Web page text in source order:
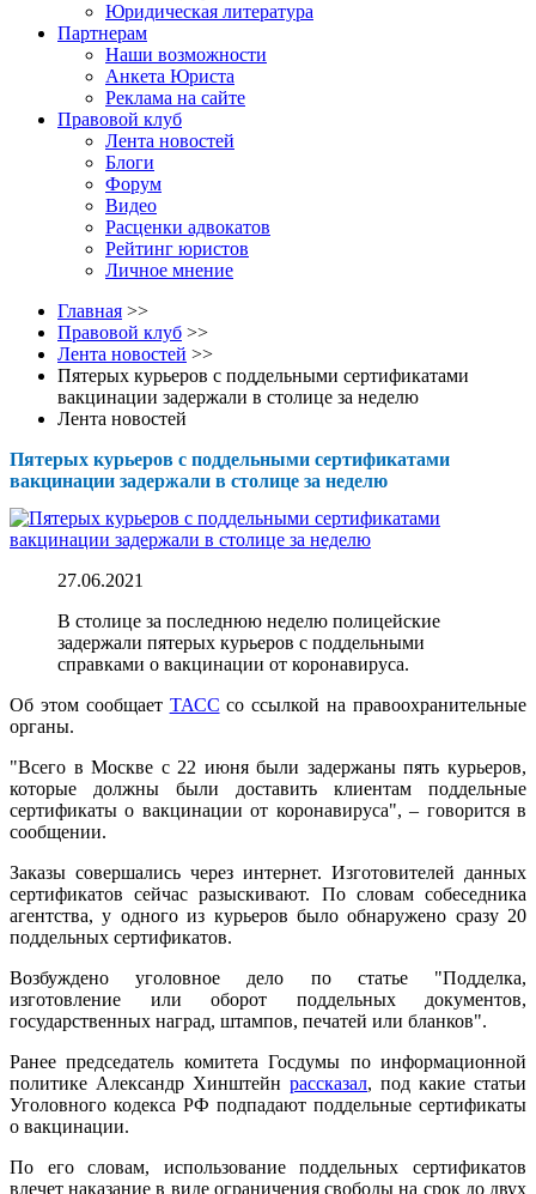
Юридическая литература
Партнерам
Наши возможности
Анкета Юриста
Реклама на сайте
Правовой клуб
Лента новостей
Блоги
Форум
Видео
Расценки адвокатов
Рейтинг юристов
Личное мнение
Главная >>
Правовой клуб >>
Лента новостей >>
Пятерых курьеров с поддельными сертификатами
вакцинации задержали в столице за неделю
Лента новостей
Пятерых курьеров с поддельными сертификатами
вакцинации задержали в столице за неделю
27.06.2021
В столице за последнюю неделю полицейские
задержали пятерых курьеров с поддельными
справками о вакцинации от коронавируса.
Об этом сообщает ТАСС со ссылкой на правоохранительные
органы.
"Всего в Москве с 22 июня были задержаны пять курьеров,
которые должны были доставить клиентам поддельные
сертификаты о вакцинации от коронавируса", – говорится в
сообщении.
Заказы совершались через интернет. Изготовителей данных
сертификатов сейчас разыскивают. По словам собеседника
агентства, у одного из курьеров было обнаружено сразу 20
поддельных сертификатов.
Возбуждено уголовное дело по статье "Подделка,
изготовление или оборот поддельных документов,
государственных наград, штампов, печатей или бланков".
Ранее председатель комитета Госдумы по информационной
политике Александр Хинштейн рассказал, под какие статьи
Уголовного кодекса РФ подпадают поддельные сертификаты
о вакцинации.
По его словам, использование поддельных сертификатов
влечет наказание в виде ограничения свободы на срок до двух